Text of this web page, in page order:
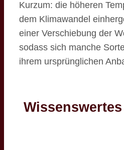
Kurzum: die höheren
dem Klimawandel
einer Verschiebung der
sodass sich manche
ihrem ursprünglichen